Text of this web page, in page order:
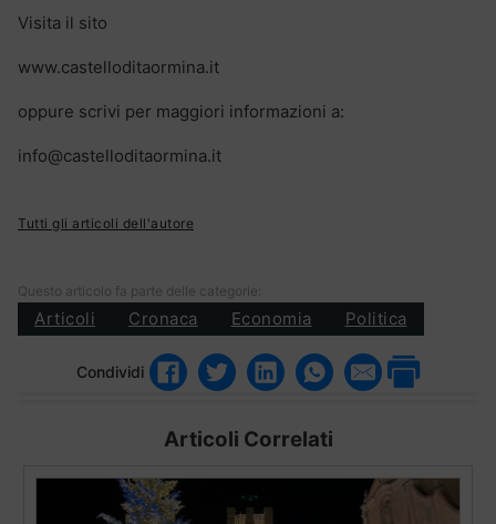
Visita il sito
www.castelloditaormina.it
oppure scrivi per maggiori informazioni a:
info@castelloditaormina.it
Tutti gli articoli dell'autore
Questo articolo fa parte delle categorie:
Articoli Cronaca Economia Politica
Condividi
Articoli Correlati